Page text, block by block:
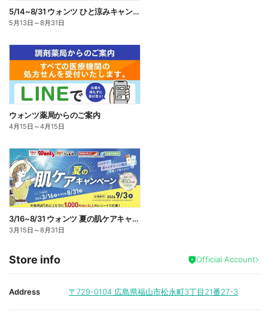
5/14~8/31 ウォンツ ひと涼みキャンペーン
5月13日 ～8月31日
ウォンツ薬局からのご案内
4月15日 ～4月15日
3/16~8/31 ウォンツ 夏の肌ケアキャンペーン
3月15日 ～8月31日
Store info Official Account
Address 〒729-0104 広島県福山市松永町3丁目21番27-3